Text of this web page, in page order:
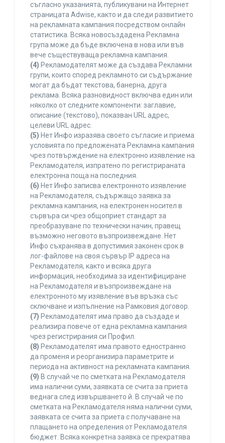
съгласно указанията, публикувани на Интернет
страницата Adwise, както и да следи развитието
на рекламната кампания посредством онлайн
статистика. Всяка новосъздадена Рекламна
група може да бъде включена в нова или във
вече съществуваща рекламна кампания.
(4) Рекламодателят може да създава Рекламни
групи, които според рекламното си съдържание
могат да бъдат текстова, банерна, друга
реклама. Всяка разновидност включва един или
няколко от следните компоненти: заглавие,
описание (текстово), показван URL адрес,
целеви URL адрес.
(5) Нет Инфо изразява своето съгласие и приема
условията по предложената Рекламна кампания
чрез потвърждение на електронно изявление на
Рекламодателя, изпратено по регистрираната
електронна поща на последния.
(6) Нет Инфо записва електронното изявление
на Рекламодателя, съдържащо заявка за
рекламна кампания, на електронен носител в
сървъра си чрез общоприет стандарт за
преобразуване по технически начин, правещ
възможно неговото възпроизвеждане. Нет
Инфо съхранява в допустимия законен срок в
лог-файлове на своя сървър IP адреса на
Рекламодателя, както и всяка друга
информация, необходима за идентифициране
на Рекламодателя и възпроизвеждане на
електронното му изявление във връзка със
сключване и изпълнение на Рамковия договор.
(7) Рекламодателят има право да създаде и
реализира повече от една рекламна кампания
чрез регистрирания си Профил.
(8) Рекламодателят има правото едностранно
да променя и реорганизира параметрите и
периода на активност на рекламната кампания.
(9) В случай че по сметката на Рекламодателя
има налични суми, заявката се счита за приета
веднага след извършването й. В случай че по
сметката на Рекламодателя няма налични суми,
заявката се счита за приета с получаване на
плащането на определения от Рекламодателя
бюджет. Всяка конкретна заявка се прекратява